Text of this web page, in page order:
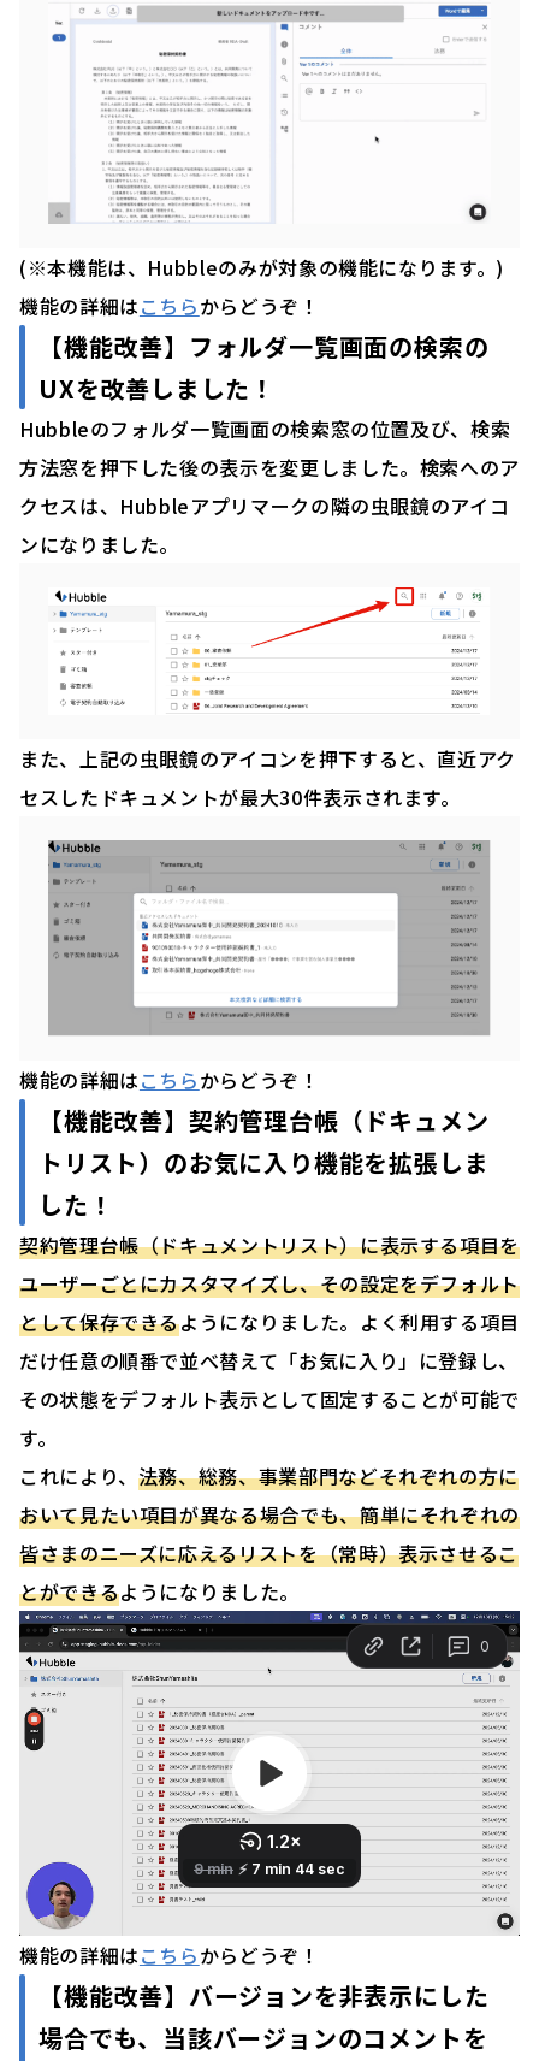
(※本機能は、Hubbleのみが対象の機能になります。)
機能の詳細はこちらからどうぞ！
【機能改善】 フォルダ一覧画面の検索の
UXを改善しました！
Hubbleのフォルダ一覧画面の検索窓の位置及び、検索
方法窓を押下した後の表示を変更しました。検索へのア
クセスは、Hubbleアプリマークの隣の虫眼鏡のアイコ
ンになりました。
また、上記の虫眼鏡のアイコンを押下すると、直近アク
セスしたドキュメントが最大30件表示されます。
機能の詳細はこちらからどうぞ！
【機能改善】 契約管理台帳（ドキュメン
トリスト）のお気に入り機能を拡張しま
した ！
契約管理台帳（ドキュメントリスト）に表示する項目を
ユーザーごとにカスタマイズし、その設定をデフォルト
として保存できるようになりました。よく利用する項目
だけ任意の順番で並べ替えて「お気に入り」に登録し、
その状態をデフォルト表示として固定することが可能で
す。
これにより、 法務、総務、事業部門などそれぞれの方に
おいて見たい項目が異なる場合でも、簡単にそれぞれの
皆さまのニーズに応えるリストを（常時）表示させるこ
とができるようになりました。
機能の詳細はこちらからどうぞ！
【機能改善】 バージョンを非表示にした
場合でも、当該バージョンのコメントを